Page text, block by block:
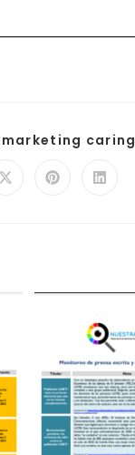
caring